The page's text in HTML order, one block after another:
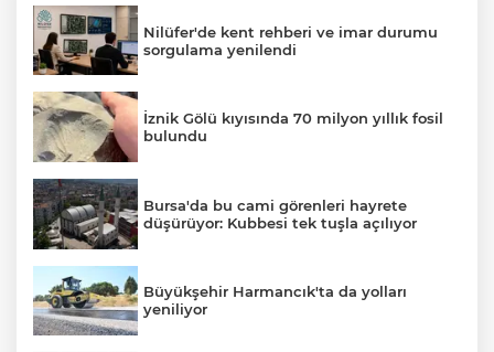
Nilüfer'de kent rehberi ve imar durumu
sorgulama yenilendi
İznik Gölü kıyısında 70 milyon yıllık fosil
bulundu
Bursa'da bu cami görenleri hayrete
düşürüyor: Kubbesi tek tuşla açılıyor
Büyükşehir Harmancık'ta da yolları
yeniliyor